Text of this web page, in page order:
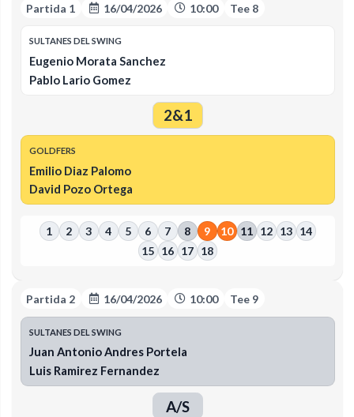
Partida 1 16/04/2026 10:00 Tee 8
SULTANES DEL SWING
Eugenio Morata Sanchez
Pablo Lario Gomez
2&1
GOLDFERS
Emilio Diaz Palomo
David Pozo Ortega
1 2 3 4 5 6 7 8 9 10 11 12 13 14
15 16 17 18
Partida 2 16/04/2026 10:00 Tee 9
SULTANES DEL SWING
Juan Antonio Andres Portela
Luis Ramirez Fernandez
A/S